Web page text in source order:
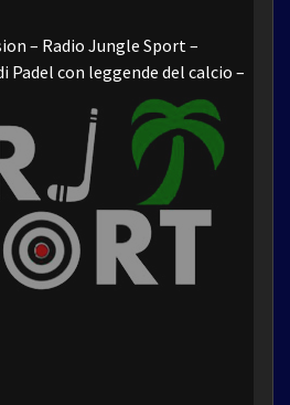
– Radio Jungle Sport –
Padel con leggende del calcio –